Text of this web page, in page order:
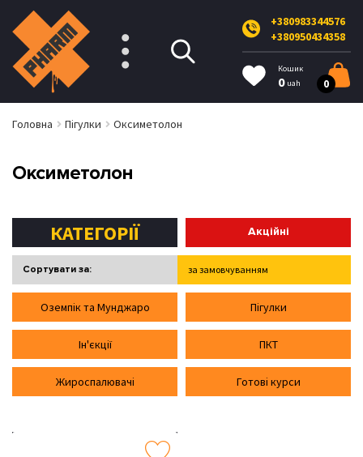
+380983344576
+380950434358
Кошик
0 uah 0
Головна Пігулки Оксиметолон
Оксиметолон
КАТЕГОРІЇ
Сортувати за: за замовчуванням
від дорогих до дешевих
за рейтингом
Акційні
Оземпік та Мунджаро Пігулки
Ін'єкції ПКТ
Жироспалювачі Готові курси